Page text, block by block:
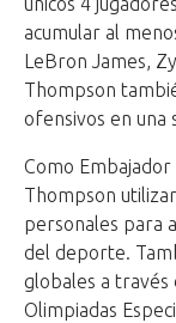
acumular al
LeBron James,
Thompson
ofensivos en una
Como Embajador
Thompson
personales para
del deporte.
globales a través
Olimpiadas